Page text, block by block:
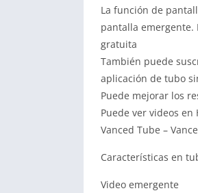
La función de
pantalla emergente.
gratuita
También puede
aplicación de tubo
Puede mejorar los
Puede ver videos
Vanced Tube –
Características en
Video emergente